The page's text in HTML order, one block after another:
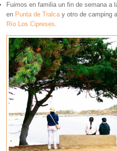
Fuimos en familia un fin de semana a
en Punta de Tralca y otro de camping
Río Los Cipreses